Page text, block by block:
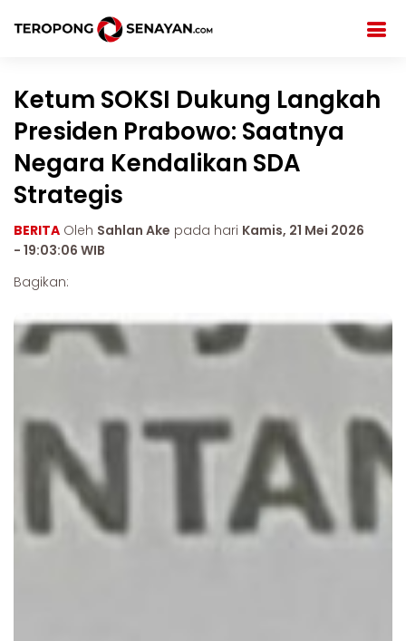
Ketum SOKSI Dukung Langkah
Presiden Prabowo: Saatnya
Negara Kendalikan SDA
Strategis
BERITA Oleh Sahlan Ake pada hari Kamis, 21 Mei 2026
- 19:03:06 WIB
Bagikan: